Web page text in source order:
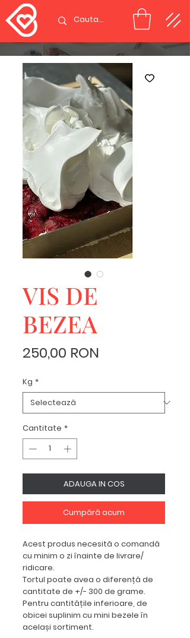
VIS DE
BEZEA
250,00 RON
Kg *
Cantitate *
ADAUGA IN COS
Cumpără acum
Acest produs necesită o comandă
cu minim o zi înainte de livrare/
ridicare.
Tortul poate avea o diferență de
cantitate de +/- 300 de grame.
Pentru cantitățile inferioare, de
obicei suplinim cu mini bezele în
același sortiment.